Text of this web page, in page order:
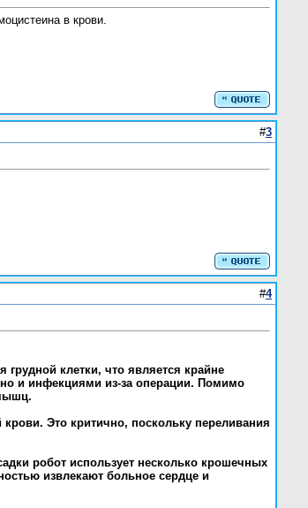
в крови.
#3
#4
клетки, что является крайне
и инфекциями из-за операции. Помимо
Это критично, поскольку переливания
робот использует несколько крошечных
извлекают больное сердце и